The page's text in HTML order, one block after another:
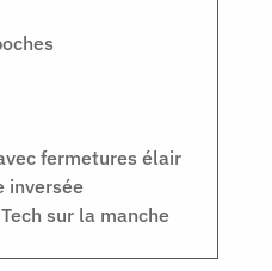
fermetures élair
inversée
sur la manche